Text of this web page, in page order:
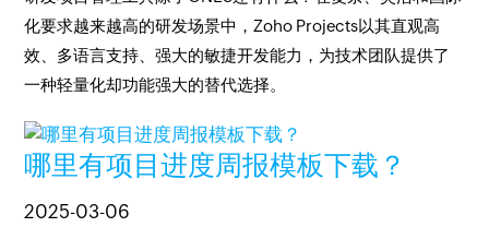
化要求越来越高的研发场景中，Zoho Projects以其直观高
效、多语言支持、强大的敏捷开发能力，为技术团队提供了
一种轻量化却功能强大的替代选择。
哪里有项目进度周报模板下载？
2025-03-06